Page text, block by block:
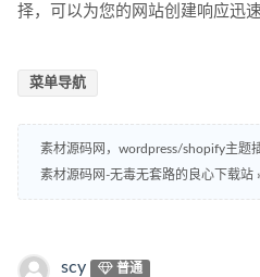
择，可以为您的网站创建响应迅
菜单导航
素材源码网，wordpress/shopify主题
素材源码网-无毒无套路的良心下载站
scy 普通